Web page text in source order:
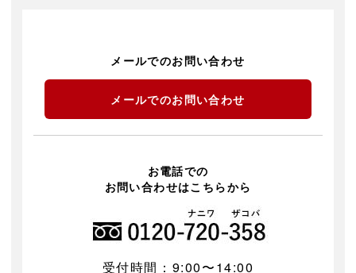
メールでのお問い合わせ
メールでのお問い合わせ
お電話での
お問い合わせはこちらから
受付時間：9:00〜14:00